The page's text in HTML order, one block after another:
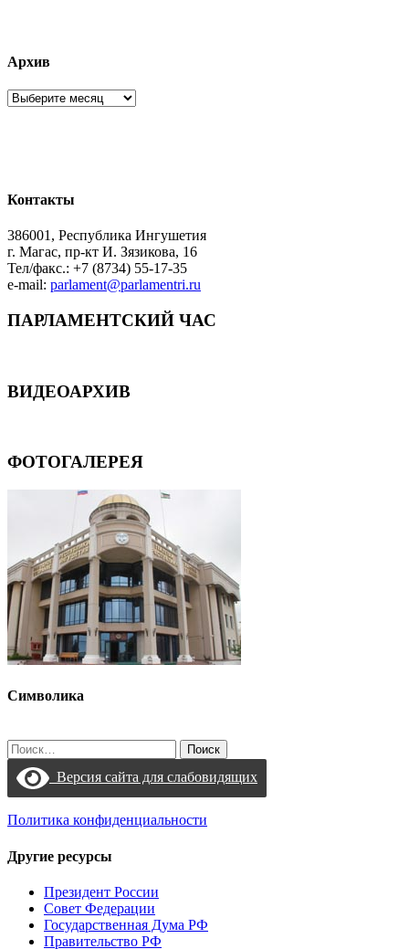
Архив
Архив
Контакты
386001, Республика Ингушетия
г. Магас, пр-кт И. Зязикова, 16
Тел/факс.: +7 (8734) 55-17-35
e-mail: parlament@parlamentri.ru
ПАРЛАМЕНТСКИЙ ЧАС
ВИДЕОАРХИВ
ФОТОГАЛЕРЕЯ
Символика
Найти:
Версия сайта для слабовидящих
Политика конфиденциальности
Другие ресурсы
Президент России
Совет Федерации
Государственная Дума РФ
Правительство РФ